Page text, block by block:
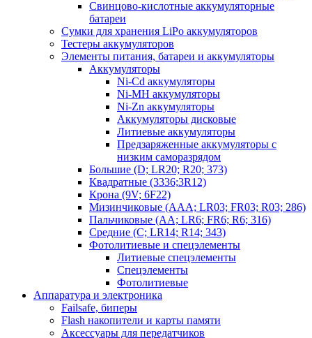
Свинцово-кислотные аккумуляторные
батареи
Сумки для хранения LiPo аккумуляторов
Тестеры аккумуляторов
Элементы питания, батареи и аккумуляторы
Аккумуляторы
Ni-Cd аккумуляторы
Ni-MH аккумуляторы
Ni-Zn аккумуляторы
Аккумуляторы дисковые
Литиевые аккумуляторы
Предзаряженные аккумуляторы с
низким саморазрядом
Большие (D; LR20; R20; 373)
Квадратные (3336;3R12)
Крона (9V; 6F22)
Мизинчиковые (AAA; LR03; FR03; R03; 286)
Пальчиковые (AA; LR6; FR6; R6; 316)
Средние (C; LR14; R14; 343)
Фотолитиевые и спецэлементы
Литиевые спецэлементы
Спецэлементы
Фотолитиевые
Аппаратура и электроника
Failsafe, биперы
Flash накопители и карты памяти
Аксессуары для передатчиков